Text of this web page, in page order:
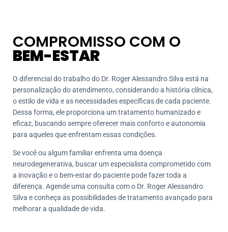
COMPROMISSO COM O
BEM-ESTAR
O diferencial do trabalho do Dr. Roger Alessandro Silva está na
personalização do atendimento, considerando a história clínica,
o estilo de vida e as necessidades específicas de cada paciente.
Dessa forma, ele proporciona um tratamento humanizado e
eficaz, buscando sempre oferecer mais conforto e autonomia
para aqueles que enfrentam essas condições.
Se você ou algum familiar enfrenta uma doença
neurodegenerativa, buscar um especialista comprometido com
a inovação e o bem-estar do paciente pode fazer toda a
diferença. Agende uma consulta com o Dr. Roger Alessandro
Silva e conheça as possibilidades de tratamento avançado para
melhorar a qualidade de vida.